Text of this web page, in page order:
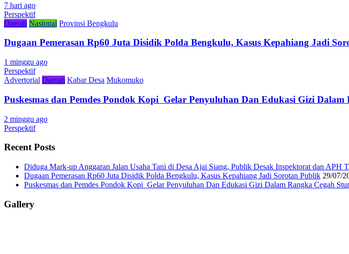
7 hari ago
Perspektif
Daerah Nasional Provinsi Bengkulu
Dugaan Pemerasan Rp60 Juta Disidik Polda Bengkulu, Kasus Kepahiang Jadi
1 minggu ago
Perspektif
Advertorial Daerah Kabar Desa Mukomuko
Puskesmas dan Pemdes Pondok Kopi Gelar Penyuluhan Dan Edukasi Gizi
2 minggu ago
Perspektif
Recent Posts
Diduga Mark-up Anggaran Jalan Usaha Tani di Desa Ajai Siang, Publik Desak Inspektorat dan APH
Dugaan Pemerasan Rp60 Juta Disidik Polda Bengkulu, Kasus Kepahiang Jadi Sorotan Publik 29/07/
Puskesmas dan Pemdes Pondok Kopi Gelar Penyuluhan Dan Edukasi Gizi Dalam Rangka Cegah
Gallery